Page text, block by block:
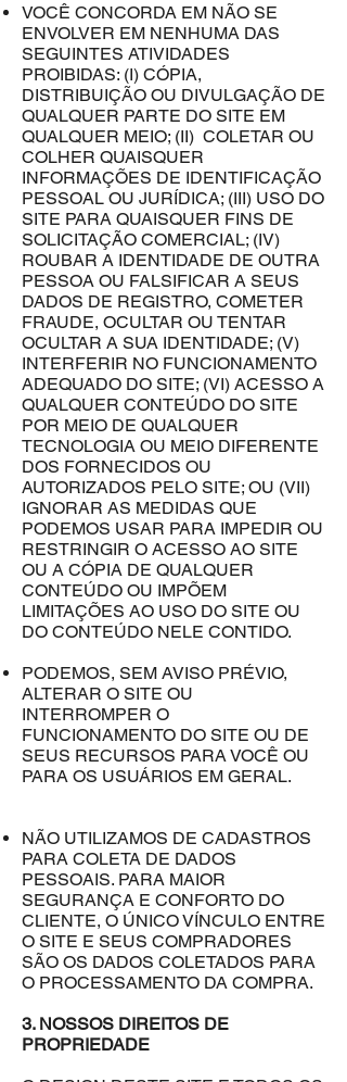
VOCÊ CONCORDA EM NÃO SE
ENVOLVER EM NENHUMA DAS
SEGUINTES ATIVIDADES
PROIBIDAS: (I) CÓPIA,
DISTRIBUIÇÃO OU DIVULGAÇÃO DE
QUALQUER PARTE DO SITE EM
QUALQUER MEIO; (II) COLETAR OU
COLHER QUAISQUER
INFORMAÇÕES DE IDENTIFICAÇÃO
PESSOAL OU JURÍDICA; (III) USO DO
SITE PARA QUAISQUER FINS DE
SOLICITAÇÃO COMERCIAL; (IV)
ROUBAR A IDENTIDADE DE OUTRA
PESSOA OU FALSIFICAR A SEUS
DADOS DE REGISTRO, COMETER
FRAUDE, OCULTAR OU TENTAR
OCULTAR A SUA IDENTIDADE; (V)
INTERFERIR NO FUNCIONAMENTO
ADEQUADO DO SITE; (VI) ACESSO A
QUALQUER CONTEÚDO DO SITE
POR MEIO DE QUALQUER
TECNOLOGIA OU MEIO DIFERENTE
DOS FORNECIDOS OU
AUTORIZADOS PELO SITE; OU (VII)
IGNORAR AS MEDIDAS QUE
PODEMOS USAR PARA IMPEDIR OU
RESTRINGIR O ACESSO AO SITE
OU A CÓPIA DE QUALQUER
CONTEÚDO OU IMPÕEM
LIMITAÇÕES AO USO DO SITE OU
DO CONTEÚDO NELE CONTIDO.
PODEMOS, SEM AVISO PRÉVIO,
ALTERAR O SITE OU
INTERROMPER O
FUNCIONAMENTO DO SITE OU DE
SEUS RECURSOS PARA VOCÊ OU
PARA OS USUÁRIOS EM GERAL.
NÃO UTILIZAMOS DE CADASTROS
PARA COLETA DE DADOS
PESSOAIS. PARA MAIOR
SEGURANÇA E CONFORTO DO
CLIENTE, O ÚNICO VÍNCULO ENTRE
O SITE E SEUS COMPRADORES
SÃO OS DADOS COLETADOS PARA
O PROCESSAMENTO DA COMPRA.
3. NOSSOS DIREITOS DE
PROPRIEDADE